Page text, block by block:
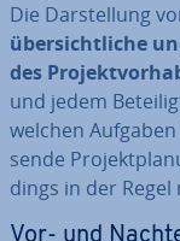
Die Dar­stel­lung
über­sicht­li­che
des
und jedem
welchen
sen­de
dings in der Regel